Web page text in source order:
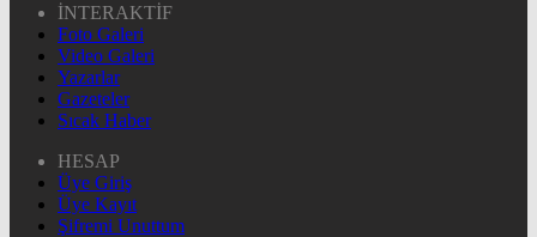
İNTERAKTİF
Foto Galeri
Video Galeri
Yazarlar
Gazeteler
Sıcak Haber
HESAP
Üye Giriş
Üye Kayıt
Şifremi Unuttum